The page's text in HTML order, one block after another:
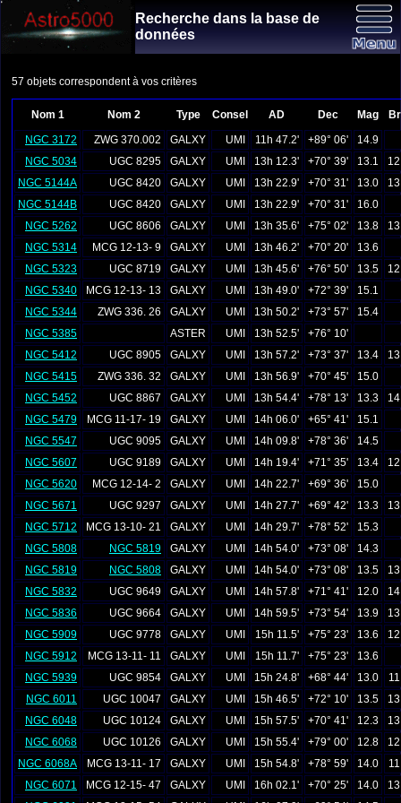
Recherche dans la base de
données
57 objets correspondent à vos critères
Nom 1 Nom 2 Type Consel AD Dec Mag
NGC 3172
ZWG 370.002 GALXY UMI 11h 47.2' +89° 06'
14.9
NGC 5034
UGC 8295 GALXY UMI 13h 12.3' +70° 39' 13.1
NGC 5144A
UGC 8420 GALXY UMI 13h 22.9' +70° 31' 13.0
NGC 5144B
UGC 8420 GALXY UMI 13h 22.9' +70° 31'
16.0
NGC 5262
UGC 8606 GALXY UMI 13h 35.6' +75° 02' 13.8
NGC 5314
MCG 12-13- 9 GALXY UMI 13h 46.2' +70° 20'
13.6
NGC 5323
UGC 8719 GALXY UMI 13h 45.6' +76° 50' 13.5
NGC 5340
MCG 12-13- 13 GALXY UMI 13h 49.0' +72° 39'
15.1
NGC 5344
ZWG 336. 26 GALXY UMI 13h 50.2' +73° 57'
15.4
NGC 5385
ASTER UMI 13h 52.5'
+76° 10'
NGC 5412
UGC 8905 GALXY UMI 13h 57.2' +73° 37' 13.4
NGC 5415
ZWG 336. 32 GALXY UMI 13h 56.9' +70° 45'
15.0
NGC 5452
UGC 8867 GALXY UMI 13h 54.4' +78° 13' 13.3
NGC 5479
MCG 11-17- 19 GALXY UMI 14h 06.0' +65° 41'
15.1
NGC 5547
UGC 9095 GALXY UMI 14h 09.8' +78° 36'
14.5
NGC 5607
UGC 9189 GALXY UMI 14h 19.4' +71° 35' 13.4
NGC 5620
MCG 12-14- 2 GALXY UMI 14h 22.7' +69° 36'
15.0
NGC 5671
UGC 9297 GALXY UMI 14h 27.7' +69° 42' 13.3
NGC 5712
MCG 13-10- 21 GALXY UMI 14h 29.7' +78° 52'
15.3
NGC 5808
NGC 5819 GALXY UMI 14h 54.0' +73° 08'
14.3
NGC 5819
NGC 5808 GALXY UMI 14h 54.0' +73° 08' 13.5
NGC 5832
UGC 9649 GALXY UMI 14h 57.8' +71° 41' 12.0
NGC 5836
UGC 9664 GALXY UMI 14h 59.5' +73° 54' 13.9
NGC 5909
UGC 9778 GALXY UMI 15h 11.5' +75° 23' 13.6
NGC 5912
MCG 13-11- 11 GALXY UMI 15h 11.7' +75° 23'
13.6
NGC 5939
UGC 9854 GALXY UMI 15h 24.8' +68° 44' 13.0
NGC 6011
UGC 10047 GALXY UMI 15h 46.5' +72° 10' 13.5
NGC 6048
UGC 10124 GALXY UMI 15h 57.5' +70° 41' 12.3
NGC 6068
UGC 10126 GALXY UMI 15h 55.4' +79° 00' 12.8
NGC 6068A
MCG 13-11- 17 GALXY UMI 15h 54.8' +78° 59' 14.0
NGC 6071
MCG 12-15- 47 GALXY UMI 16h 02.1' +70° 25' 14.0